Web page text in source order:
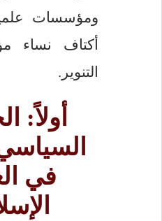
ومؤسسات
أكتاف نساء
التنوير.
أولاً:
في